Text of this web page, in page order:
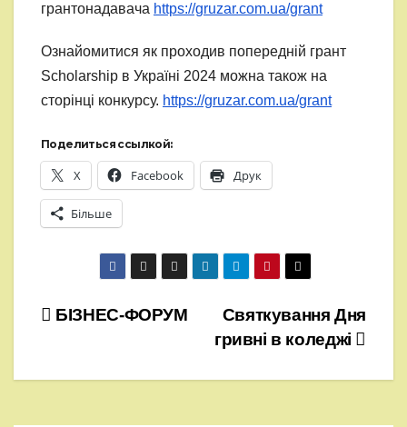
грантонадавача https://gruzar.com.ua/grant
Ознайомитися як проходив попередній грант
Sсholarship в Україні 2024 можна також на
сторінці конкурсу. https://gruzar.com.ua/grant
Поделиться ссылкой:
X Facebook Друк
Більше
Навігація
Святкування Дня
гривні в коледжі
БІЗНЕС-ФОРУМ